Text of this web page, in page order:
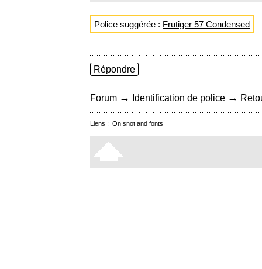
Police suggérée : Frutiger 57 Condensed
Répondre
Forum → Identification de police →
Liens : On snot and fonts